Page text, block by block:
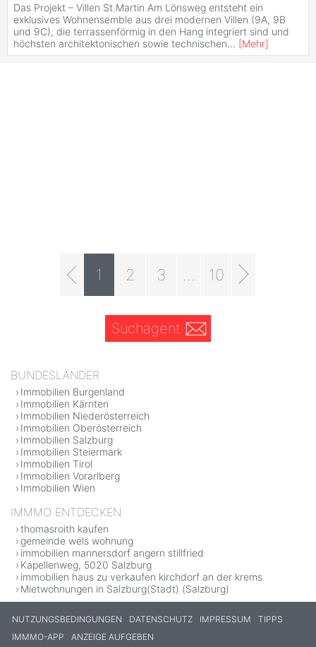
Das Projekt – Villen St.Martin Am Lönsweg entsteht ein
exklusives Wohnensemble aus drei modernen Villen (9A, 9B
und 9C), die terrassenförmig in den Hang integriert sind und
höchsten architektonischen sowie technischen... [Mehr]
1 2 3 10
Suchagent
BUNDESLÄNDER
Immobilien Burgenland
Immobilien Kärnten
Immobilien Niederösterreich
Immobilien Oberösterreich
Immobilien Salzburg
Immobilien Steiermark
Immobilien Tirol
Immobilien Vorarlberg
Immobilien Wien
IMMMO ENTDECKEN
thomasroith kaufen
gemeinde wels wohnung
immobilien mannersdorf angern stillfried
Kapellenweg, 5020 Salzburg
immobilien haus zu verkaufen kirchdorf an der krems
Mietwohnungen in Salzburg(Stadt) (Salzburg)
NUTZUNGSBEDINGUNGEN DATENSCHUTZ IMPRESSUM
TIPPS
IMMMO-APP
ANZEIGE AUFGEBEN